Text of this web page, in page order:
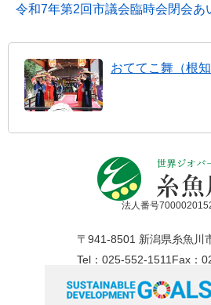
令和7年第2回市議会臨時会閉会あ
おててこ舞（根
法人番号
〒941-8501 新潟県糸魚川
Tel：025-552-1511 Fax：